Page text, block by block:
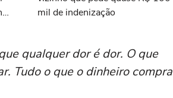
mil de indenização
qualquer dor é dor. O que
Tudo o que o dinheiro compra